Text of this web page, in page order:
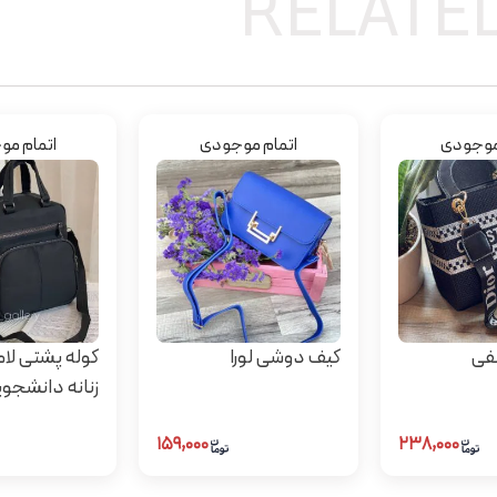
موجودی
۲۳۸,۰۰۰
اتمام موجودی
کیف دوشی لورا
۱۵۹,۰۰۰
اتمام
کوله پشتی
زنانه